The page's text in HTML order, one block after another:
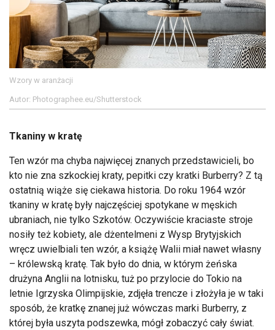
Wzory w aranżacji
Autor: Photographee.eu/Shutterstock
Tkaniny w kratę
Ten wzór ma chyba najwięcej znanych przedstawicieli, bo
kto nie zna szkockiej kraty, pepitki czy kratki Burberry? Z tą
ostatnią wiąże się ciekawa historia. Do roku 1964 wzór
tkaniny w kratę były najczęściej spotykane w męskich
ubraniach, nie tylko Szkotów. Oczywiście kraciaste stroje
nosiły też kobiety, ale dżentelmeni z Wysp Brytyjskich
wręcz uwielbiali ten wzór, a książę Walii miał nawet własny
– królewską kratę. Tak było do dnia, w którym żeńska
drużyna Anglii na lotnisku, tuż po przylocie do Tokio na
letnie Igrzyska Olimpijskie, zdjęła trencze i złożyła je w taki
sposób, że kratkę znanej już wówczas marki Burberry, z
której była uszyta podszewka, mógł zobaczyć cały świat.